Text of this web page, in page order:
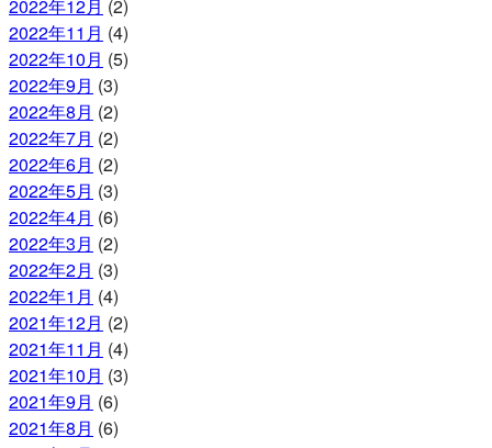
2022年12月 (2)
2022年11月 (4)
2022年10月 (5)
2022年9月 (3)
2022年8月 (2)
2022年7月 (2)
2022年6月 (2)
2022年5月 (3)
2022年4月 (6)
2022年3月 (2)
2022年2月 (3)
2022年1月 (4)
2021年12月 (2)
2021年11月 (4)
2021年10月 (3)
2021年9月 (6)
2021年8月 (6)